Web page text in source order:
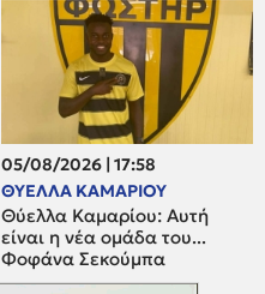
05/08/2026 | 17:58
ΘΥΕΛΛΑ ΚΑΜΑΡΙΟΥ
Θύελλα Καμαρίου: Αυτή
είναι η νέα ομάδα του...
Φοφάνα Σεκούμπα